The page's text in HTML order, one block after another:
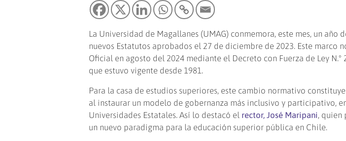
La Universidad de Magallanes (UMAG) conmemora, este mes, un año
nuevos Estatutos aprobados el 27 de diciembre de 2023. Este
Oficial en agosto del 2024 mediante el Decreto con Fuerza de Ley
que estuvo vigente desde 1981.
Para la casa de estudios superiores, este cambio normativo
al instaurar un modelo de gobernanza más inclusivo y participativo,
Universidades Estatales. Así lo destacó el rector, José Maripani, quien
un nuevo paradigma para la educación superior pública en Chile.